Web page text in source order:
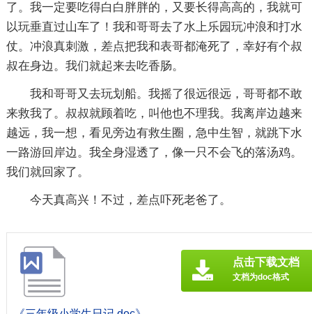
了。我一定要吃得白白胖胖的，又要长得高高的，我就可
以玩垂直过山车了！我和哥哥去了水上乐园玩冲浪和打水
仗。冲浪真刺激，差点把我和表哥都淹死了，幸好有个叔
叔在身边。我们就起来去吃香肠。
我和哥哥又去玩划船。我摇了很远很远，哥哥都不敢
来救我了。叔叔就顾着吃，叫他也不理我。我离岸边越来
越远，我一想，看见旁边有救生圈，急中生智，就跳下水
一路游回岸边。我全身湿透了，像一只不会飞的落汤鸡。
我们就回家了。
今天真高兴！不过，差点吓死老爸了。
点击下载文档
文档为doc格式